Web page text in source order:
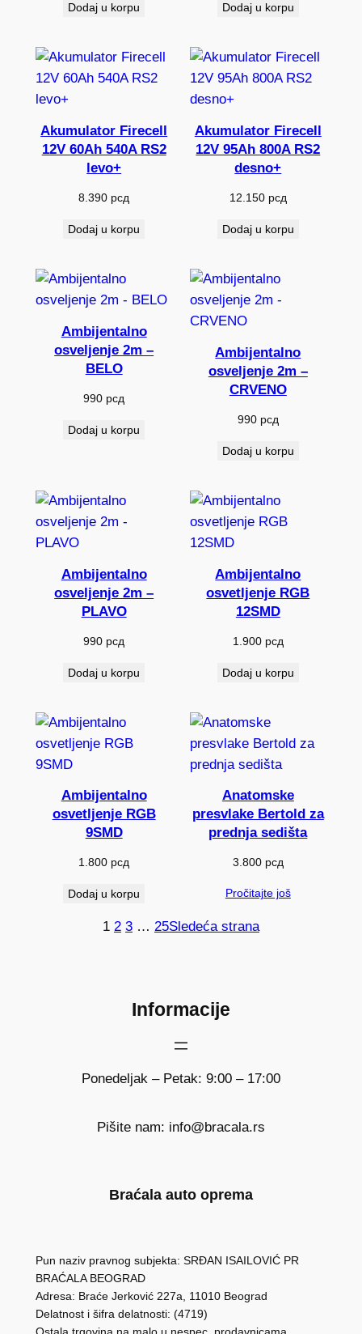
Dodaj u korpu Dodaj u korpu
Akumulator Firecell
12V 60Ah 540A RS2
levo+
8.390 рсд
Dodaj u korpu
Akumulator Firecell
12V 95Ah 800A RS2
desno+
12.150 рсд
Dodaj u korpu
Ambijentalno
osveljenje 2m –
BELO
990 рсд
Dodaj u korpu
Ambijentalno
osveljenje 2m –
CRVENO
990 рсд
Dodaj u korpu
Ambijentalno
osveljenje 2m –
PLAVO
990 рсд
Dodaj u korpu
Ambijentalno
osvetljenje RGB
12SMD
1.900 рсд
Dodaj u korpu
Ambijentalno
osvetljenje RGB
9SMD
1.800 рсд
Dodaj u korpu
Anatomske
presvlake Bertold za
prednja sedišta
3.800 рсд
Pročitajte još
1 2 3 … 25Sledeća strana
Informacije
Ponedeljak – Petak: 9:00 – 17:00
Pišite nam: info@bracala.rs
Braćala auto oprema
Pun naziv pravnog subjekta: SRĐAN ISAILOVIĆ PR
BRAĆALA BEOGRAD
Adresa: Braće Jerković 227a, 11010 Beograd
Delatnost i šifra delatnosti: (4719)
Ostala trgovina na malo u nespec. prodavnicama